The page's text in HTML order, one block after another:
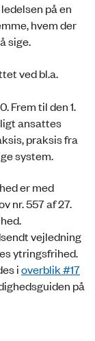
på en
hvem der
sige.
ved bl.a.
Frem til den 1.
ansattes
praksis fra
system.
er med
nr. 557 af 27.
vejledning
ytringsfrihed.
ioverblik #17
på